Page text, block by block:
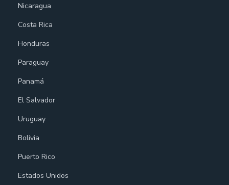
Nicaragua
Costa Rica
Honduras
Paraguay
Panamá
El Salvador
Uruguay
Bolivia
Puerto Rico
Estados Unidos